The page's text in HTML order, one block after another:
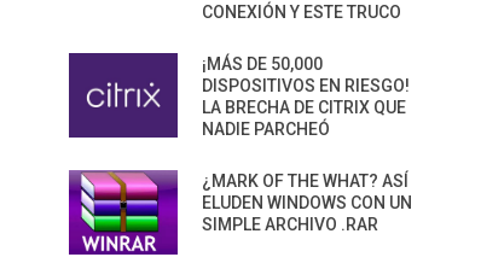
CONEXIÓN Y ESTE TRUCO
¡MÁS DE 50,000
DISPOSITIVOS EN RIESGO!
LA BRECHA DE CITRIX QUE
NADIE PARCHEÓ
¿MARK OF THE WHAT? ASÍ
ELUDEN WINDOWS CON UN
SIMPLE ARCHIVO .RAR